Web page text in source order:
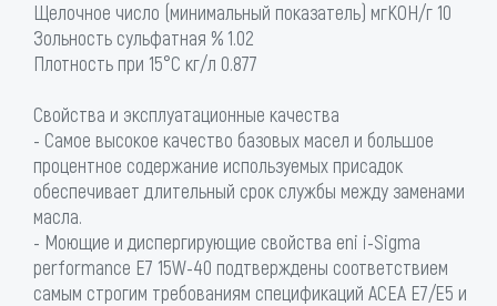
Щелочное число (минимальный показатель) мгКОН/г 10
Зольность сульфатная % 1.02
Плотность при 15°С кг/л 0.877
Свойства и эксплуатационные качества
- Самое высокое качество базовых масел и большое
процентное содержание используемых присадок
обеспечивает длительный срок службы между заменами
масла.
- Моющие и диспергирующие свойства eni i-Sigma
performance E7 15W-40 подтверждены соответствием
самым строгим требованиям спецификаций ACEA E7/E5 и